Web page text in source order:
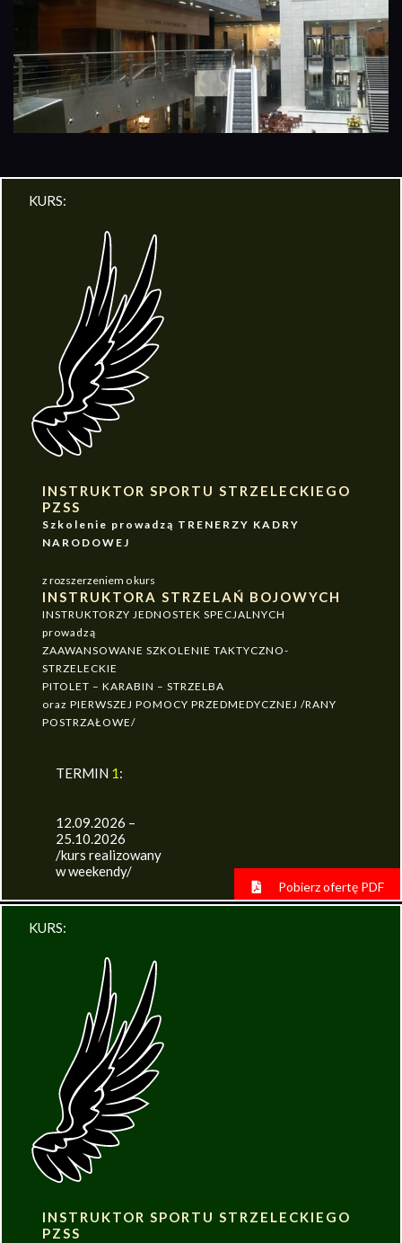
KURS:
INSTRUKTOR SPORTU STRZELECKIEGO
PZSS
Szkolenie prowadzą TRENERZY KADRY
NARODOWEJ
z rozszerzeniem o kurs
INSTRUKTORA STRZELAŃ BOJOWYCH
INSTRUKTORZY JEDNOSTEK SPECJALNYCH
prowadzą
ZAAWANSOWANE SZKOLENIE TAKTYCZNO-
STRZELECKIE
PITOLET – KARABIN – STRZELBA
oraz PIERWSZEJ POMOCY PRZEDMEDYCZNEJ /RANY
POSTRZAŁOWE/
TERMIN 1:
12.09.2026 –
25.10.2026
/kurs realizowany
w weekendy/
Pobierz ofertę PDF
KURS:
INSTRUKTOR SPORTU STRZELECKIEGO
PZSS